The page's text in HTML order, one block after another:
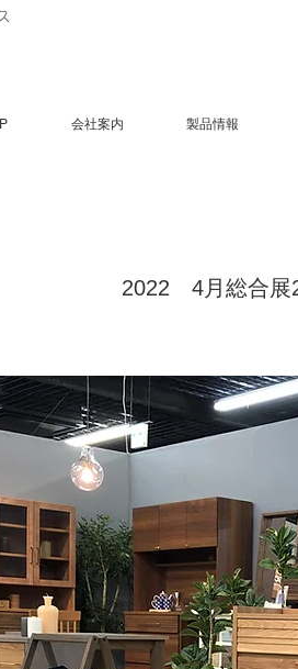
会社案内 製品情報
2022 4月総合展